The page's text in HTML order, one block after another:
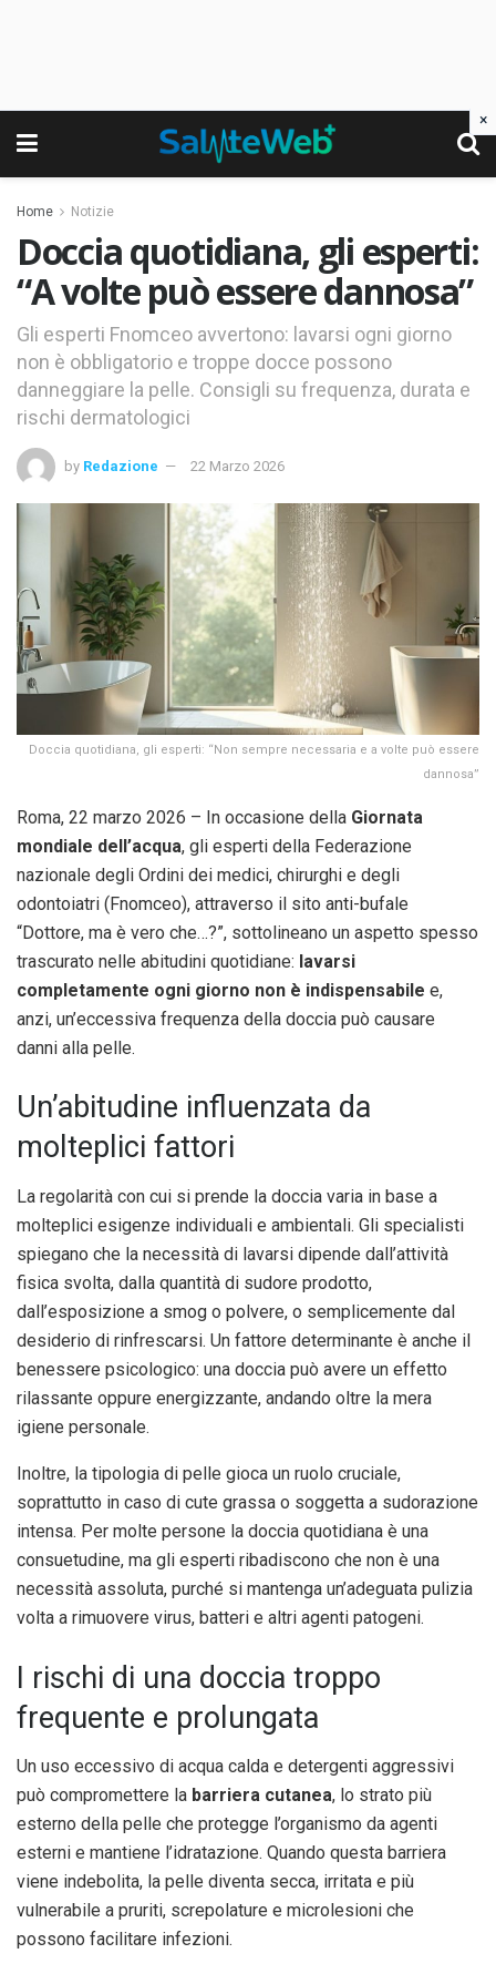
Home Notizie
Doccia quotidiana, gli esperti:
“A volte può essere dannosa”
Gli esperti Fnomceo avvertono: lavarsi ogni giorno
non è obbligatorio e troppe docce possono
danneggiare la pelle. Consigli su frequenza, durata e
rischi dermatologici
by Redazione 22 Marzo 2026
Doccia quotidiana, gli esperti: “Non sempre necessaria e a volte può essere
dannosa”
Roma, 22 marzo 2026 – In occasione della Giornata
mondiale dell’acqua, gli esperti della Federazione
nazionale degli Ordini dei medici, chirurghi e degli
odontoiatri (Fnomceo), attraverso il sito anti-bufale
“Dottore, ma è vero che…?”, sottolineano un aspetto spesso
trascurato nelle abitudini quotidiane: lavarsi
completamente ogni giorno non è indispensabile e,
anzi, un’eccessiva frequenza della doccia può causare
danni alla pelle.
Un’abitudine influenzata da
molteplici fattori
La regolarità con cui si prende la doccia varia in base a
molteplici esigenze individuali e ambientali. Gli specialisti
spiegano che la necessità di lavarsi dipende dall’attività
fisica svolta, dalla quantità di sudore prodotto,
dall’esposizione a smog o polvere, o semplicemente dal
desiderio di rinfrescarsi. Un fattore determinante è anche il
benessere psicologico: una doccia può avere un effetto
rilassante oppure energizzante, andando oltre la mera
igiene personale.
Inoltre, la tipologia di pelle gioca un ruolo cruciale,
soprattutto in caso di cute grassa o soggetta a sudorazione
intensa. Per molte persone la doccia quotidiana è una
consuetudine, ma gli esperti ribadiscono che non è una
necessità assoluta, purché si mantenga un’adeguata pulizia
volta a rimuovere virus, batteri e altri agenti patogeni.
I rischi di una doccia troppo
frequente e prolungata
Un uso eccessivo di acqua calda e detergenti aggressivi
può compromettere la barriera cutanea, lo strato più
esterno della pelle che protegge l’organismo da agenti
esterni e mantiene l’idratazione. Quando questa barriera
viene indebolita, la pelle diventa secca, irritata e più
vulnerabile a pruriti, screpolature e microlesioni che
possono facilitare infezioni.
×